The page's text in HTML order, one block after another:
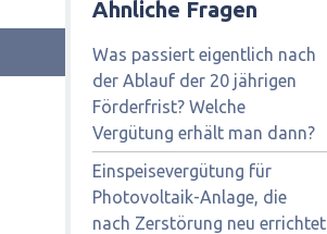
Ähnliche Fragen
Was passiert eigentlich nach
der Ablauf der 20 jährigen
Förderfrist? Welche
Vergütung erhält man dann?
Einspeisevergütung für
Photovoltaik-Anlage, die
nach Zerstörung neu errichtet